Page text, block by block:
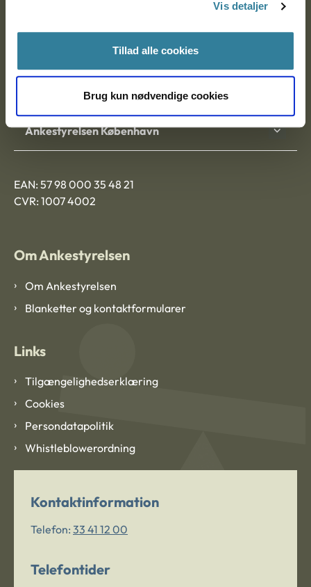
Vis detaljer
Tillad alle cookies
Brug kun nødvendige cookies
9000 Aalborg
Ankestyrelsen Aalborg
Ankestyrelsen København
EAN: 57 98 000 35 48 21
CVR: 1007 4002
Om Ankestyrelsen
Om Ankestyrelsen
Blanketter og kontaktformularer
Links
Tilgængelighedserklæring
Cookies
Persondatapolitik
Whistleblowerordning
Kontaktinformation
Telefon: 33 41 12 00
Telefontider